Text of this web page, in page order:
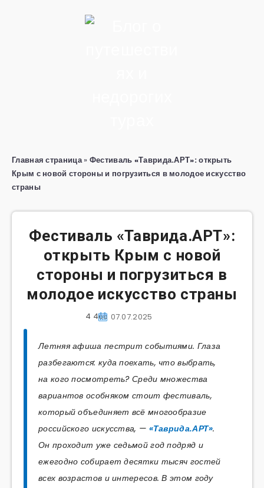
Главная страница» Фестиваль «Таврида.АРТ»: открыть
Крым с новой стороны и погрузиться в молодое искусство
страны
Фестиваль «Таврида.АРТ»:
открыть Крым с новой
стороны и погрузиться в
молодое искусство страны
07.07.2025
4 465
Летняя афиша пестрит событиями. Глаза
разбегаются: куда поехать, что выбрать,
на кого посмотреть? Среди множества
вариантов особняком стоит фестиваль,
который объединяет всё многообразие
российского искусства, — «Таврида.АРТ».
Он проходит уже седьмой год подряд и
ежегодно собирает десятки тысяч гостей
всех возрастов и интересов. В этом году